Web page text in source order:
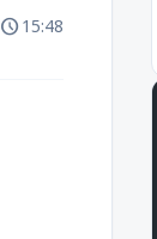
schedule15:48